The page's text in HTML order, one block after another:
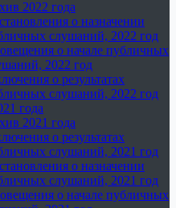
2022 года
о назначении
слушаний, 2022 год
о начале публичных
2022 год
о результатах
слушаний, 2022 год
года
2021 года
о результатах
слушаний, 2021 год
о назначении
слушаний, 2021 год
о начале публичных